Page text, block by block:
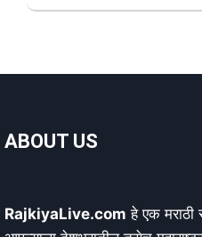
ABOUT US
RajkiyaLive.com हे एक